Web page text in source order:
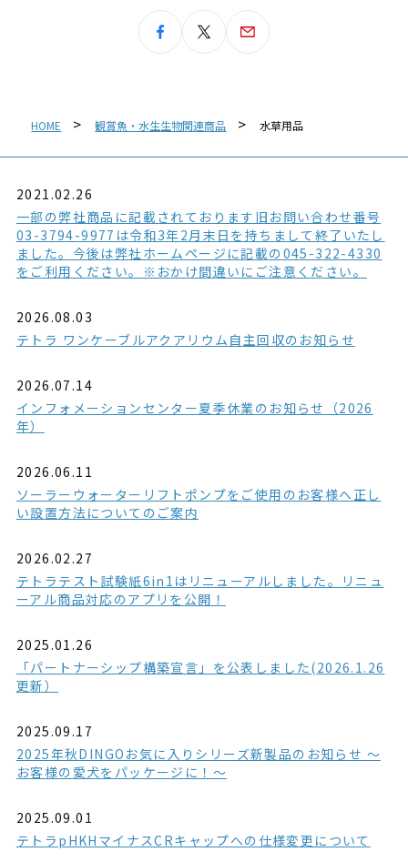
HOME 観賞魚・水生生物関連商品 水草用品
2021.02.26
一部の弊社商品に記載されております旧お問い合わせ番号
03-3794-9977は令和3年2月末日を持ちまして終了いたし
ました。今後は弊社ホームページに記載の045-322-4330
をご利用ください。※おかけ間違いにご注意ください。
2026.08.03
テトラ ワンケーブルアクアリウム自主回収のお知らせ
2026.07.14
インフォメーションセンター夏季休業のお知らせ（2026
年）
2026.06.11
ソーラーウォーターリフトポンプをご使用のお客様へ正し
い設置方法についてのご案内
2026.02.27
テトラテスト試験紙6in1はリニューアルしました。リニュ
ーアル商品対応のアプリを公開！
2025.01.26
「パートナーシップ構築宣言」を公表しました(2026.1.26
更新）
2025.09.17
2025年秋DINGOお気に入りシリーズ新製品のお知らせ ～
お客様の愛犬をパッケージに！～
2025.09.01
テトラpHKHマイナスCRキャップへの仕様変更について